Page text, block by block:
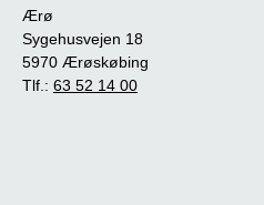
Ærø
Sygehusvejen 18
5970 Ærøskøbing
Tlf.: 63 52 14 00